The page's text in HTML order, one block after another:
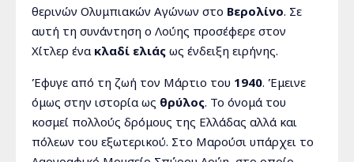
θερινών Ολυμπιακών Αγώνων στο Βερολίνο. Σε
αυτή τη συνάντηση ο Λούης προσέφερε στον
Χίτλερ ένα κλαδί ελιάς ως ένδειξη ειρήνης.
Έφυγε από τη ζωή τον Μάρτιο του 1940. Έμεινε
όμως στην ιστορία ως θρύλος. Το όνομά του
κοσμεί πολλούς δρόμους της Ελλάδας αλλά και
πόλεων του εξωτερικού. Στο Μαρούσι υπάρχει το